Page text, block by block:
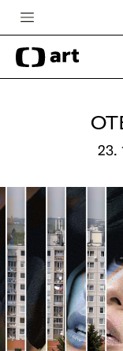
Česká televize
Zpravodajství
Pro děti
edu
Vše o ČT
23.